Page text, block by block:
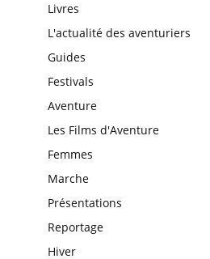
Livres
L'actualité des aventuriers
Guides
Festivals
Aventure
Les Films d'Aventure
Femmes
Marche
Présentations
Reportage
Hiver